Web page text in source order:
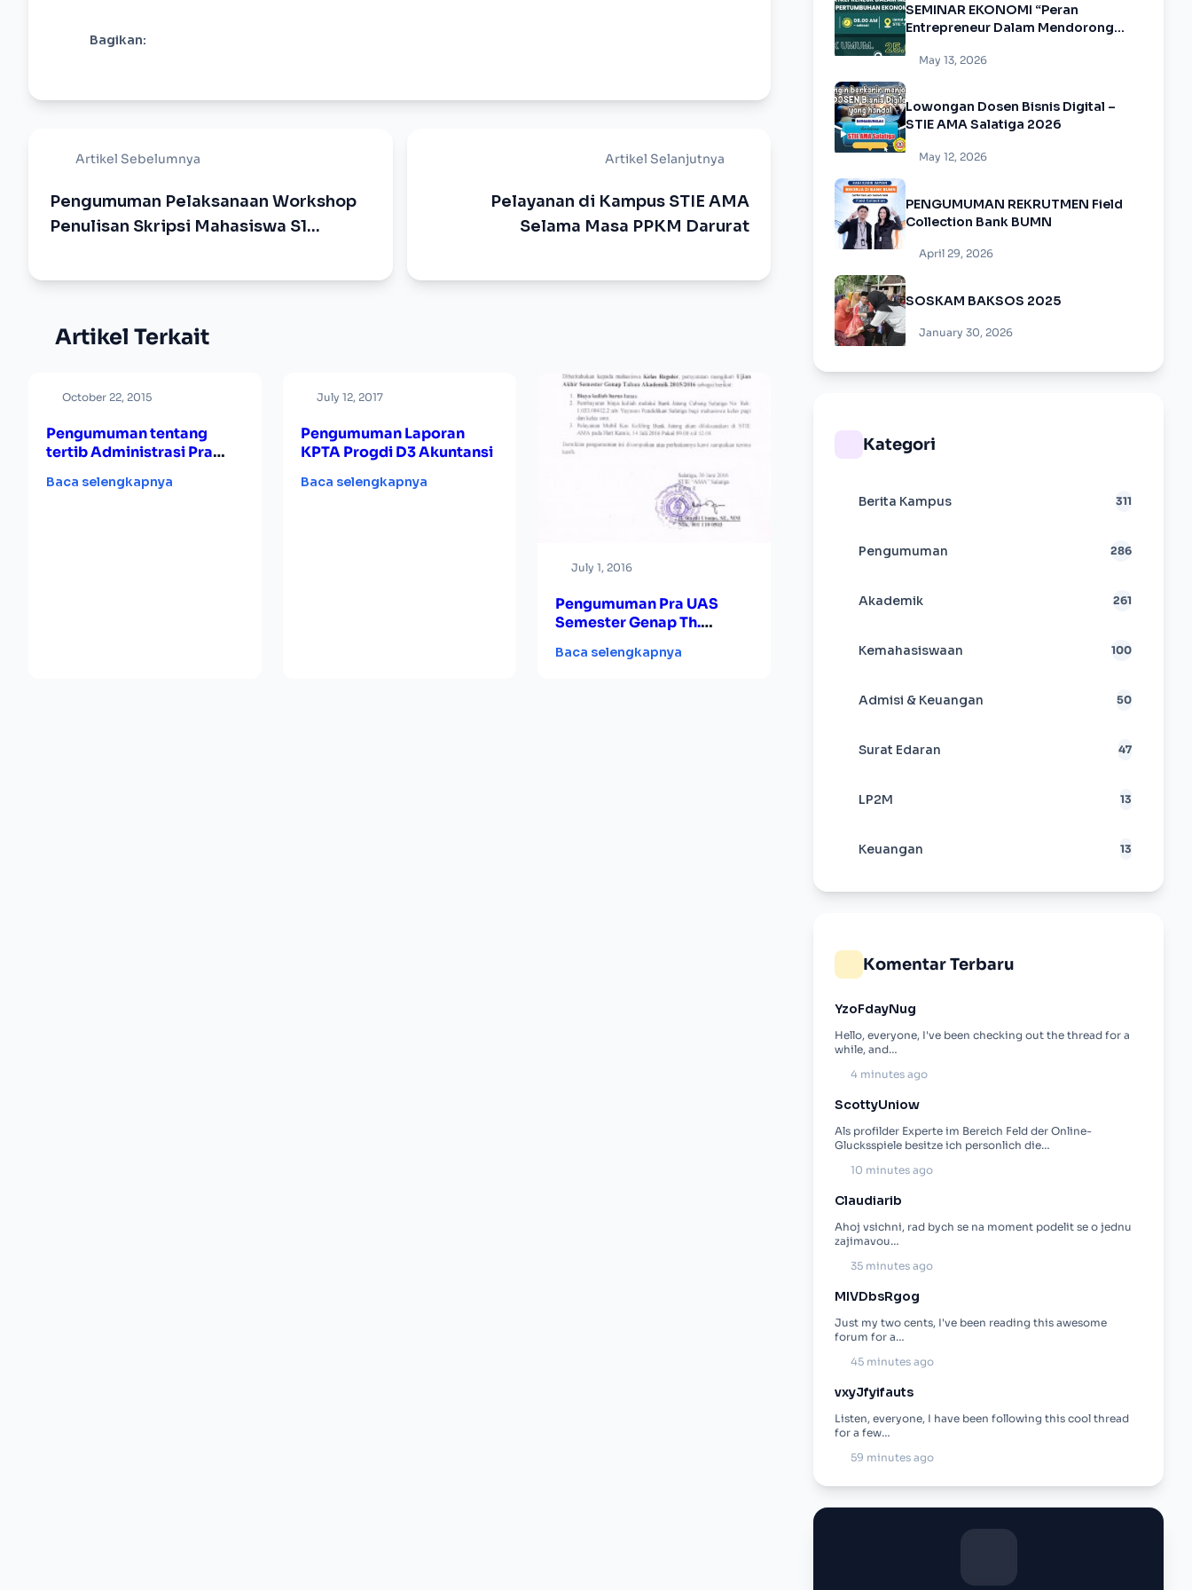
Bagikan:
Artikel Sebelumnya
Pengumuman Pelaksanaan Workshop
Penulisan Skripsi Mahasiswa S1
Artikel Selanjutnya
Pelayanan di Kampus STIE AMA
Selama Masa PPKM Darurat
Artikel Terkait
October 22, 2015
Pengumuman tentang
tertib Administrasi Pra
Baca selengkapnya
July 12, 2017
Pengumuman Laporan
KPTA Progdi D3 Akuntansi
Baca selengkapnya
July 1, 2016
Pengumuman Pra UAS
Semester Genap Th.
Reguler
Baca selengkapnya
SEMINAR EKONOMI “Peran
Entrepreneur Dalam Mendorong
May 13, 2026
Lowongan Dosen Bisnis Digital –
STIE AMA Salatiga 2026
May 12, 2026
PENGUMUMAN REKRUTMEN Field
Collection Bank BUMN
April 29, 2026
SOSKAM BAKSOS 2025
January 30, 2026
Kategori
Berita Kampus 311
Pengumuman 286
Akademik 261
Kemahasiswaan 100
Admisi & Keuangan 50
Surat Edaran 47
LP2M 13
Keuangan 13
Komentar Terbaru
YzoFdayNug
Hello, everyone, I've been checking out the thread for a
while, and…
4 minutes ago
ScottyUniow
Als profilder Experte im Bereich Feld der Online-
Glucksspiele besitze ich personlich die…
10 minutes ago
Claudiarib
Ahoj vsichni, rad bych se na moment podelit se o jednu
zajimavou…
35 minutes ago
MIVDbsRgog
Just my two cents, I've been reading this awesome
forum for a…
45 minutes ago
vxyJfyifauts
Listen, everyone, I have been following this cool thread
for a few…
59 minutes ago